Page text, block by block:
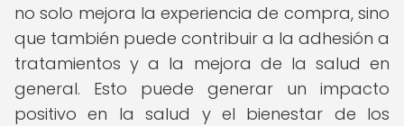
no solo mejora la experiencia de compra, sino
que también puede contribuir a la adhesión a
tratamientos y a la mejora de la salud en
general. Esto puede generar un impacto
positivo en la salud y el bienestar de los